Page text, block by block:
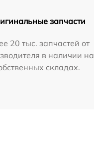
запчасти
20 тыс. запчастей от
в наличии на
складах.